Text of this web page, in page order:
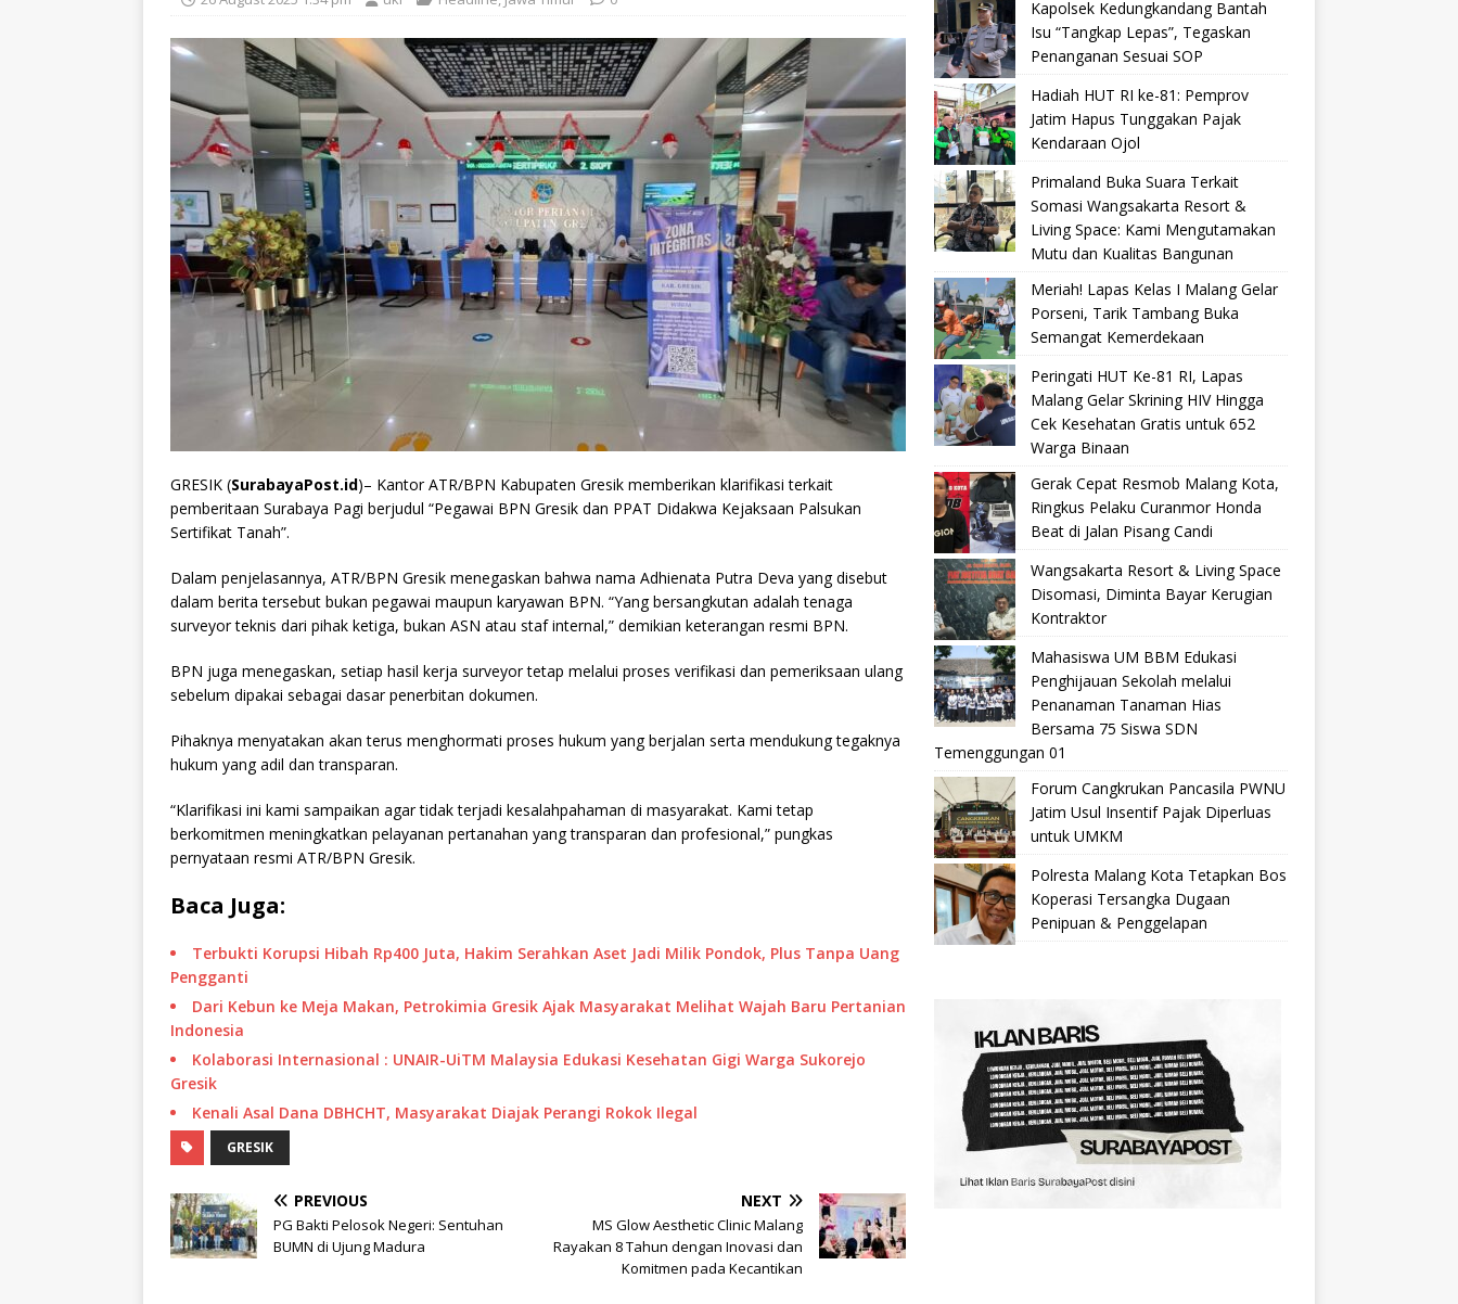
GRESIK (SurabayaPost.id)– Kantor ATR/BPN Kabupaten Gresik memberikan klarifikasi terkait
pemberitaan Surabaya Pagi berjudul “Pegawai BPN Gresik dan PPAT Didakwa Kejaksaan Palsukan
Sertifikat Tanah”.
Dalam penjelasannya, ATR/BPN Gresik menegaskan bahwa nama Adhienata Putra Deva yang disebut
dalam berita tersebut bukan pegawai maupun karyawan BPN. “Yang bersangkutan adalah tenaga
surveyor teknis dari pihak ketiga, bukan ASN atau staf internal,” demikian keterangan resmi BPN.
BPN juga menegaskan, setiap hasil kerja surveyor tetap melalui proses verifikasi dan pemeriksaan ulang
sebelum dipakai sebagai dasar penerbitan dokumen.
Pihaknya menyatakan akan terus menghormati proses hukum yang berjalan serta mendukung tegaknya
hukum yang adil dan transparan.
“Klarifikasi ini kami sampaikan agar tidak terjadi kesalahpahaman di masyarakat. Kami tetap
berkomitmen meningkatkan pelayanan pertanahan yang transparan dan profesional,” pungkas
pernyataan resmi ATR/BPN Gresik.
Baca Juga:
Terbukti Korupsi Hibah Rp400 Juta, Hakim Serahkan Aset Jadi Milik Pondok, Plus Tanpa Uang
Pengganti
Dari Kebun ke Meja Makan, Petrokimia Gresik Ajak Masyarakat Melihat Wajah Baru Pertanian
Indonesia
Kolaborasi Internasional : UNAIR-UiTM Malaysia Edukasi Kesehatan Gigi Warga Sukorejo
Gresik
Kenali Asal Dana DBHCHT, Masyarakat Diajak Perangi Rokok Ilegal
GRESIK
PREVIOUS
PG Bakti Pelosok Negeri: Sentuhan
BUMN di Ujung Madura
NEXT
MS Glow Aesthetic Clinic Malang
Rayakan 8 Tahun dengan Inovasi dan
Komitmen pada Kecantikan
Kapolsek Kedungkandang Bantah
Isu “Tangkap Lepas”, Tegaskan
Penanganan Sesuai SOP
Hadiah HUT RI ke-81: Pemprov
Jatim Hapus Tunggakan Pajak
Kendaraan Ojol
Primaland Buka Suara Terkait
Somasi Wangsakarta Resort &
Living Space: Kami Mengutamakan
Mutu dan Kualitas Bangunan
Meriah! Lapas Kelas I Malang Gelar
Porseni, Tarik Tambang Buka
Semangat Kemerdekaan
Peringati HUT Ke-81 RI, Lapas
Malang Gelar Skrining HIV Hingga
Cek Kesehatan Gratis untuk 652
Warga Binaan
Gerak Cepat Resmob Malang Kota,
Ringkus Pelaku Curanmor Honda
Beat di Jalan Pisang Candi
Wangsakarta Resort & Living Space
Disomasi, Diminta Bayar Kerugian
Kontraktor
Mahasiswa UM BBM Edukasi
Penghijauan Sekolah melalui
Penanaman Tanaman Hias
Bersama 75 Siswa SDN
Temenggungan 01
Forum Cangkrukan Pancasila PWNU
Jatim Usul Insentif Pajak Diperluas
untuk UMKM
Polresta Malang Kota Tetapkan Bos
Koperasi Tersangka Dugaan
Penipuan & Penggelapan